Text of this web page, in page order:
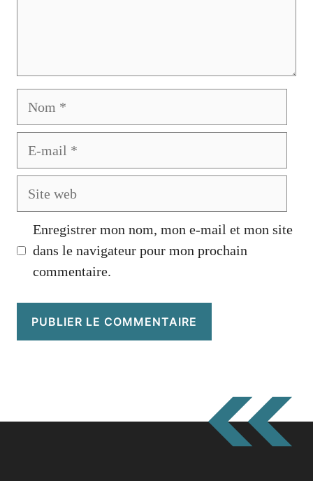
Enregistrer mon nom, mon e-mail et mon site
dans le navigateur pour mon prochain
commentaire.